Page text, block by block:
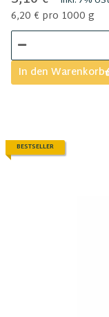
6,20 € pro 1000 g
In den Warenkorb
BESTSELLER